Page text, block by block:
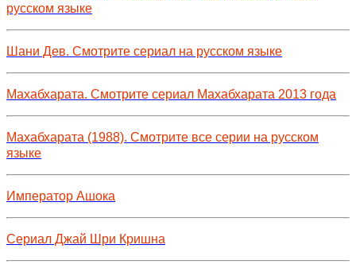
русском языке
Шани Дев. Смотрите сериал на русском языке
Махабхарата. Смотрите сериал Махабхарата 2013 года
Махабхарата (1988). Смотрите все серии на русском
языке
Император Ашока
Сериал Джай Шри Кришна